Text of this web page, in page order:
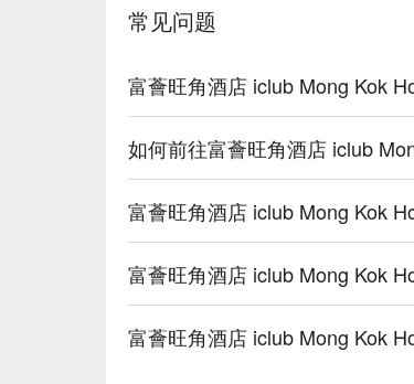
常见问题
富薈旺角酒店 iclub Mong Kok
如何前往富薈旺角酒店 iclub
富薈旺角酒店 iclub Mong Kok
富薈旺角酒店 iclub Mong Kok
富薈旺角酒店 iclub Mong Kok